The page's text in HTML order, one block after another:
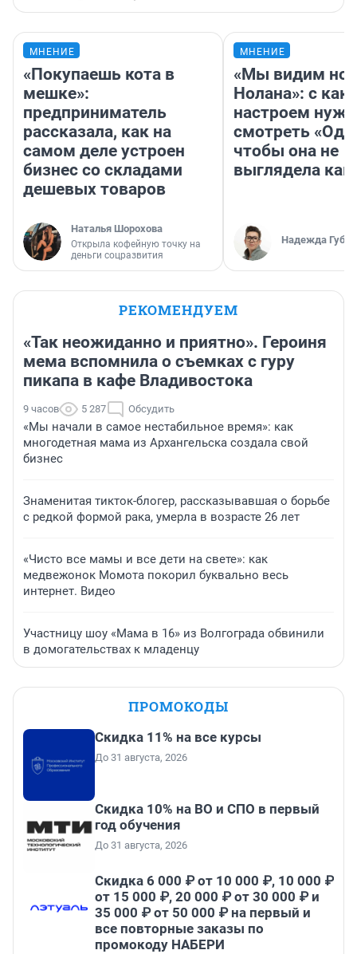
МНЕНИЕ
«Покупаешь кота в
мешке»:
предприниматель
рассказала, как на
самом деле устроен
бизнес со складами
дешевых товаров
Наталья Шорохова
Открыла кофейную точку на
деньги соцразвития
МНЕНИЕ
«Мы видим
Нолана»: с
настроем
смотреть
чтобы она не
выглядела как
Надежда
РЕКОМЕНДУЕМ
«Так неожиданно и приятно». Героиня
мема вспомнила о съемках с гуру
пикапа в кафе Владивостока
9 часов 5 287 Обсудить
«Мы начали в самое нестабильное время»: как
многодетная мама из Архангельска создала свой
бизнес
Знаменитая тикток-блогер, рассказывавшая о борьбе
с редкой формой рака, умерла в возрасте 26 лет
«Чисто все мамы и все дети на свете»: как
медвежонок Момота покорил буквально весь
интернет. Видео
Участницу шоу «Мама в 16» из Волгограда обвинили
в домогательствах к младенцу
ПРОМОКОДЫ
Скидка 11% на все курсы
До 31 августа, 2026
Скидка 10% на ВО и СПО в первый
год обучения
До 31 августа, 2026
Скидка 6 000 ₽ от 10 000 ₽, 10 000 ₽
от 15 000 ₽, 20 000 ₽ от 30 000 ₽ и
35 000 ₽ от 50 000 ₽ на первый и
все повторные заказы по
промокоду НАБЕРИ